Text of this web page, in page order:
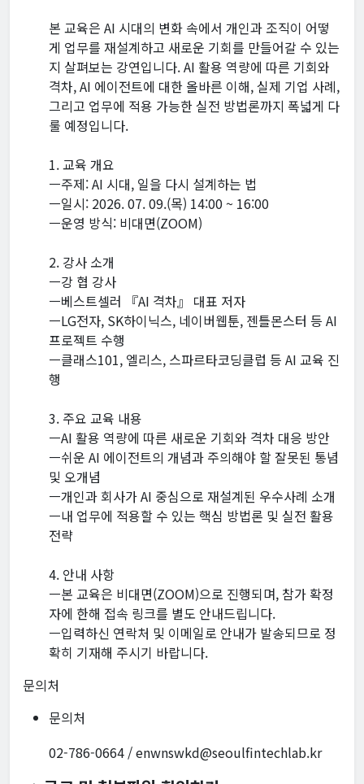
본 교육은 AI 시대의 변화 속에서 개인과 조직이 어떻
게 업무를 재설계하고 새로운 기회를 만들어갈 수 있는
지 살펴보는 강연입니다. AI 활용 역량에 따른 기회와
격차, AI 에이전트에 대한 올바른 이해, 실제 기업 사례,
그리고 업무에 적용 가능한 실전 방법론까지 폭넓게 다
룰 예정입니다.
1. 교육 개요
ㅡ주제: AI 시대, 일을 다시 설계하는 법
ㅡ일시: 2026. 07. 09.(목) 14:00 ~ 16:00
ㅡ운영 방식: 비대면(ZOOM)
2. 강사 소개
ㅡ강 협 강사
ㅡ베스트셀러 『AI 격차』 대표 저자
ㅡLG전자, SK하이닉스, 네이버웹툰, 젠틀몬스터 등 AI
프로젝트 수행
ㅡ클래스101, 엘리스, 스파르타코딩클럽 등 AI 교육 진
행
3. 주요 교육 내용
ㅡAI 활용 역량에 따른 새로운 기회와 격차 대응 방안
ㅡ쉬운 AI 에이전트의 개념과 주의해야 할 잘못된 통념
및 오개념
ㅡ개인과 회사가 AI 중심으로 재설계된 우수사례 소개
ㅡ내 업무에 적용할 수 있는 핵심 방법론 및 실전 활용
전략
4. 안내 사항
ㅡ본 교육은 비대면(ZOOM)으로 진행되며, 참가 확정
자에 한해 접속 링크를 별도 안내드립니다.
ㅡ입력하신 연락처 및 이메일로 안내가 발송되므로 정
확히 기재해 주시기 바랍니다.
문의처
문의처
02-786-0664 / enwnswkd@seoulfintechlab.kr